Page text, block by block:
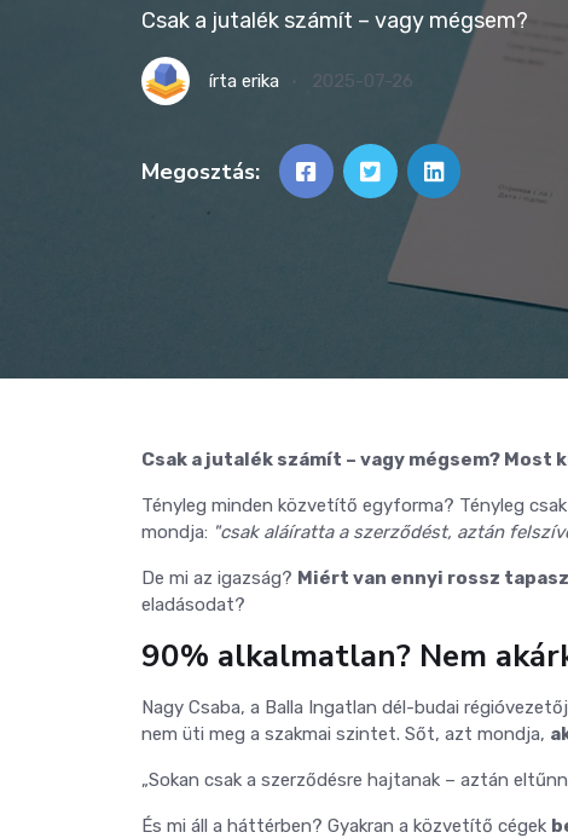
Csak a jutalék számít – vagy mégsem?
írta erika 2025-07-26
Megosztás:
Csak a jutalék számít – vagy mégsem?
Tényleg minden közvetítő egyforma? Tényleg
mondja: "csak aláíratta a szerződést, aztán
De mi az igazság? Miért van ennyi rossz
eladásodat?
90% alkalmatlan? Nem
Nagy Csaba, a Balla Ingatlan dél-budai
nem üti meg a szakmai szintet. Sőt, azt mondja,
„Sokan csak a szerződésre hajtanak – aztán
És mi áll a háttérben? Gyakran a közvetítő cégek